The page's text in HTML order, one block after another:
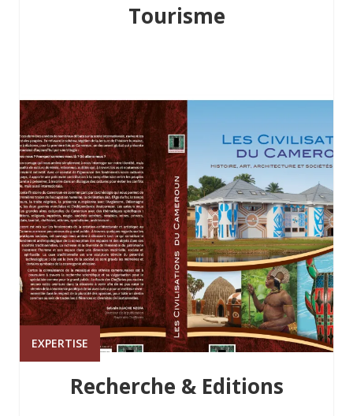
Tourisme
EXPERTISE
Recherche & Editions